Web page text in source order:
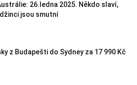
26.ledna 2025. Někdo slaví,
jsou smutní
z Budapešti do Sydney za 17 990 Kč